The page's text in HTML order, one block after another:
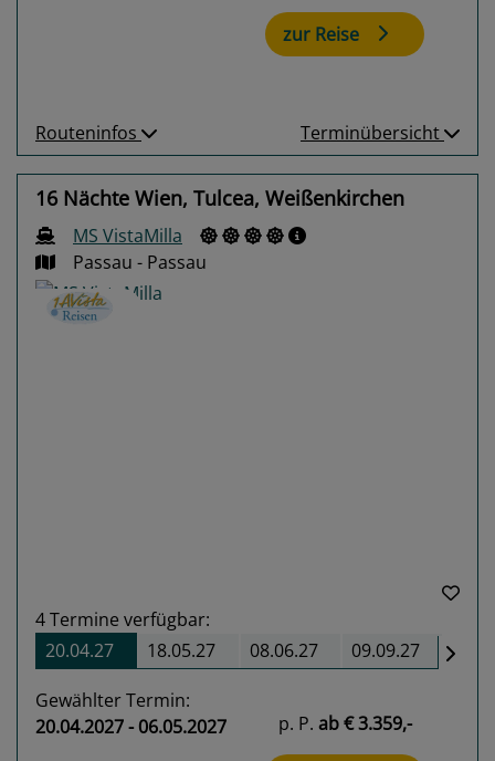
zur Reise
Routeninfos Terminübersicht
16 Nächte Wien, Tulcea, Weißenkirchen
MS VistaMilla
Passau - Passau
4Termine verfügbar:
20.04.27
18.05.27 08.06.27 09.09.27
Gewählter Termin:
20.04.2027 - 06.05.2027
p. P. ab€ 3.359,-